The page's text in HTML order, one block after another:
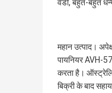
वेंडी, बहुत-बहुत
महान उत्पाद।
पायनियर AVH-
करता है।
बिक्री के बाद